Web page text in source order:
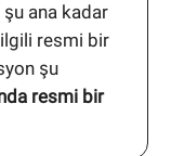
ana kadar
resmi bir
şu
resmi bir